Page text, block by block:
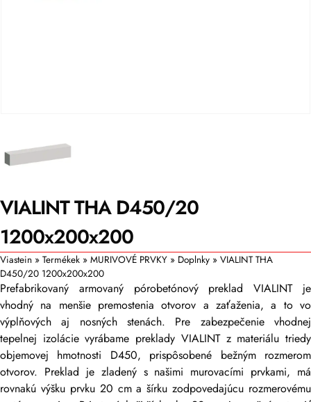
VIALINT THA D450/20
1200x200x200
Viastein » Termékek » MURIVOVÉ PRVKY » Doplnky » VIALINT THA
D450/20 1200x200x200
Prefabrikovaný armovaný pórobetónový preklad VIALINT je
vhodný na menšie premostenia otvorov a zaťaženia, a to vo
výplňových aj nosných stenách. Pre zabezpečenie vhodnej
tepelnej izolácie vyrábame preklady VIALINT z materiálu triedy
objemovej hmotnosti D450, prispôsobené bežným rozmerom
otvorov. Preklad je zladený s našimi murovacími prvkami, má
rovnakú výšku prvku 20 cm a šírku zodpovedajúcu rozmerovému